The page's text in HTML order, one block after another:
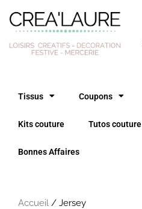
contenu
Tissus Coupons
Kits couture Tutos couture
Bonnes Affaires
Accueil / Jersey